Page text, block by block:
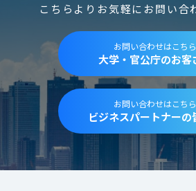
こちらよりお気軽にお問い合
お問い合わせはこちら
大学・官公庁のお客
お問い合わせはこちら
ビジネスパートナーの